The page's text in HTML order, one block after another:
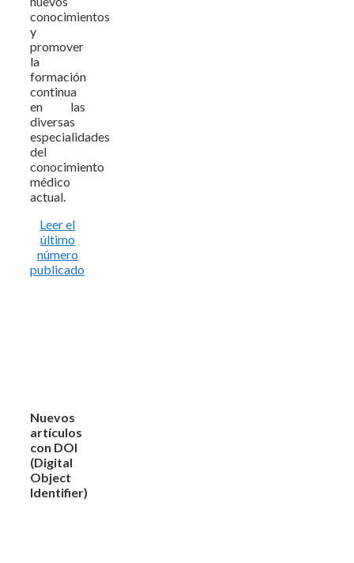
conocimientos
y
promover
la
formación
continua
en las
diversas
especialidades
del
conocimiento
médico
actual.
Leer el
último
número
publicado
Nuevos
artículos
con DOI
(Digital
Object
Identifier)